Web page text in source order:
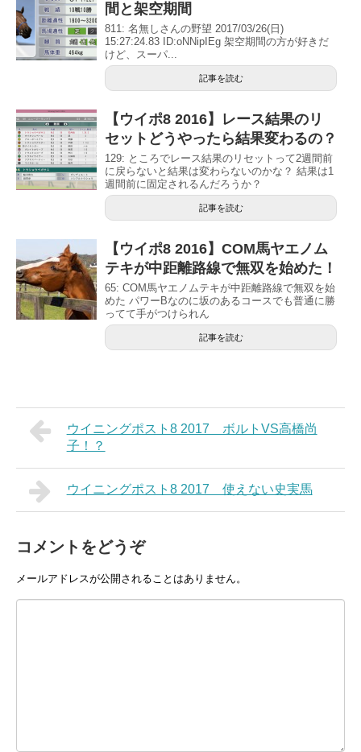
間と架空期間
811: 名無しさんの野望 2017/03/26(日)
15:27:24.83 ID:oNNipIEg 架空期間の方が好きだ
けど、スーパ...
記事を読む
【ウイポ8 2016】レース結果のリ
セットどうやったら結果変わるの？
129: ところでレース結果のリセットって2週間前
に戻らないと結果は変わらないのかな？ 結果は1
週間前に固定されるんだろうか？
記事を読む
【ウイポ8 2016】COM馬ヤエノム
テキが中距離路線で無双を始めた！
65: COM馬ヤエノムテキが中距離路線で無双を始
めた パワーBなのに坂のあるコースでも普通に勝
ってて手がつけられん
記事を読む
ウイニングポスト8 2017 ボルトVS高橋尚
子！？
ウイニングポスト8 2017 使えない史実馬
コメントをどうぞ
メールアドレスが公開されることはありません。